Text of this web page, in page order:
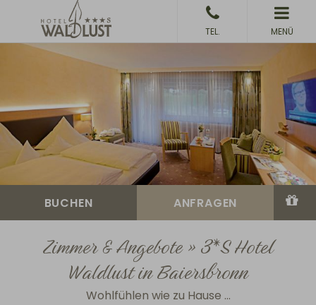
MENÜ
Zimmer & Angebote » 3*S Hotel
Waldlust in Baiersbronn
Wohlfühlen wie zu Hause ...